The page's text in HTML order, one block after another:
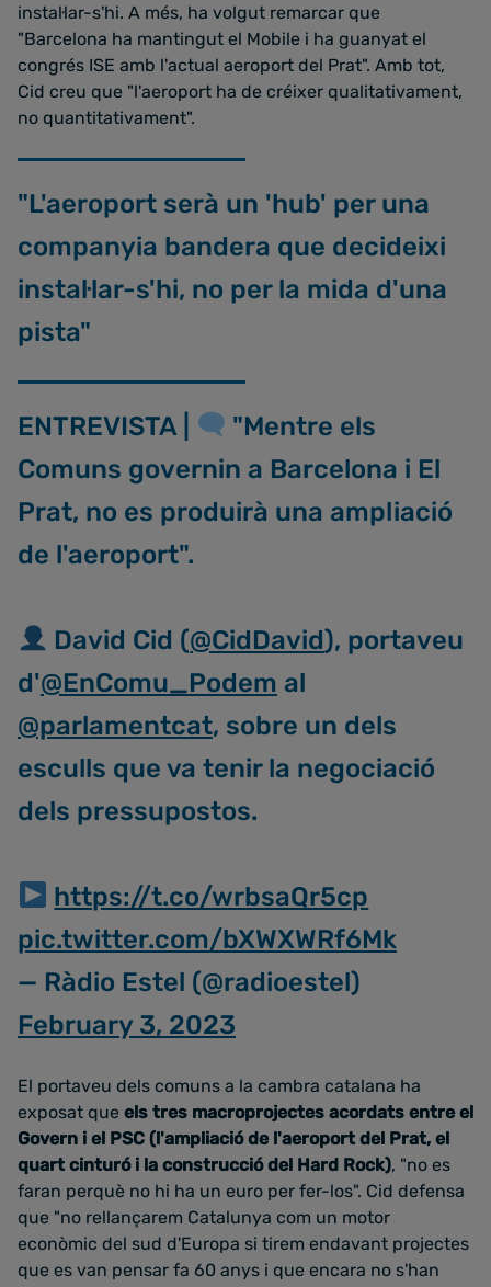
instal·lar-s'hi. A més, ha volgut remarcar que
"Barcelona ha mantingut el Mobile i ha guanyat el
congrés ISE amb l'actual aeroport del Prat". Amb tot,
Cid creu que "l'aeroport ha de créixer qualitativament,
no quantitativament".
"L'aeroport serà un 'hub' per una
companyia bandera que decideixi
instal·lar-s'hi, no per la mida d'una
pista"
ENTREVISTA |
"Mentre els
Comuns governin a Barcelona i El
Prat, no es produirà una ampliació
de l'aeroport".
David Cid (@CidDavid), portaveu
d'@EnComu_Podem al
@parlamentcat, sobre un dels
esculls que va tenir la negociació
dels pressupostos.
https://t.co/wrbsaQr5cp
pic.twitter.com/bXWXWRf6Mk
— Ràdio Estel (@radioestel)
February 3, 2023
El portaveu dels comuns a la cambra catalana ha
exposat que els tres macroprojectes acordats entre el
Govern i el PSC (l'ampliació de l'aeroport del Prat, el
quart cinturó i la construcció del Hard Rock), "no es
faran perquè no hi ha un euro per fer-los". Cid defensa
que "no rellançarem Catalunya com un motor
econòmic del sud d'Europa si tirem endavant projectes
que es van pensar fa 60 anys i que encara no s'han